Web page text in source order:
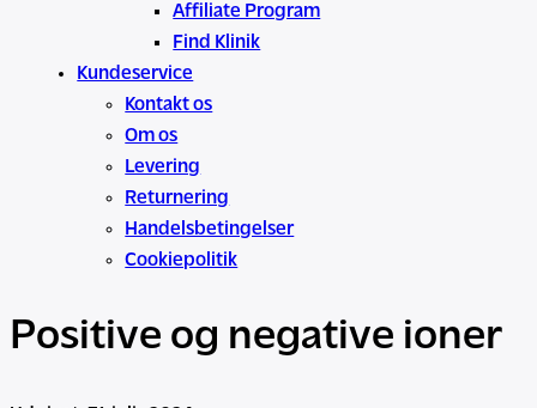
Affiliate Program
Find Klinik
Kundeservice
Kontakt os
Om os
Levering
Returnering
Handelsbetingelser
Cookiepolitik
Positive og negative ioner